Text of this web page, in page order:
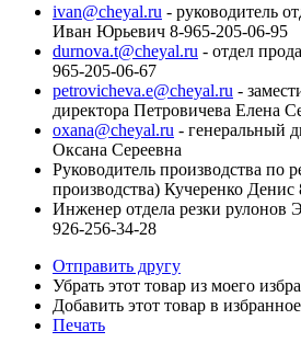
ivan@cheyal.ru - руководитель
Иван Юрьевич 8-965-205-06-95
durnova.t@cheyal.ru - отдел
965-205-06-67
petrovicheva.e@cheyal.ru -
директора Петровичева Елена
oxana@cheyal.ru - генеральный
Оксана Сереевна
Руководитель производства по
производства) Кучеренко Денис
Инженер отдела резки рулонов
926-256-34-28
Отправить другу
Убрать этот товар из моего
Добавить этот товар в
Печать